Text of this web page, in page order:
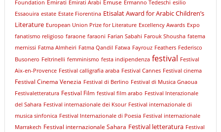
Foundation Emirati Emirati Arabi Emuse Ermanno Tedeschi esilio
Essaouira estate Estate Fiorentina Etisalat Award for Arabic Children’s
Literature European Union Prize for Literature Excellency Awards Expo
fanatismo religioso faraone faraoni Farian Sabahi Farouk Shousha fatema
mernissi Fatma Almheiri Fatma Qandil Fatwa Fayrouz Feathers Federisco
Busonero Feltrinelli femminismo festa indipendenza festival Festival
Aix-en-Provence Festival calligrafia araba Festival Cannes Festival cinema
Festival Cinema Venezia Festival di Berlino Festival di Musica Gnaoua
Festivaletteratura Festival Film festival film arabo Festival Interazionale
del Sahara Festival internazionale dei Ksour Festival internazionale di
musica sinfonica Festival Internazionale di Poesia Festival internazionale
Marrakech Festival internazionale Sahara Festival letteratura Festival